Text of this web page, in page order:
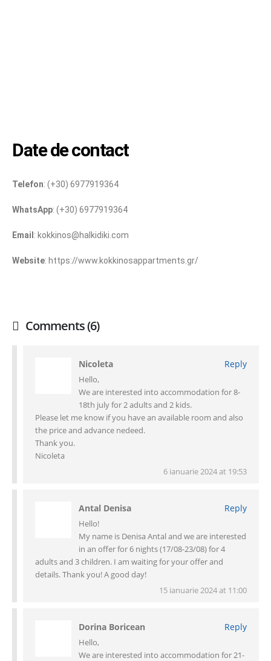
Date de contact
Telefon: (+30) 6977919364
WhatsApp: (+30) 6977919364
Email : kokkinos@halkidiki.com
Website: https://www.kokkinosappartments.gr/
Comments (6)
Nicoleta Reply
Hello,
We are interested into accommodation for 8-
18th july for 2 adults and 2 kids.
Please let me know if you have an available room and also
the price and advance nedeed.
Thank you.
Nicoleta
6 ianuarie 2024 at 19:53
Antal Denisa Reply
Hello!
My name is Denisa Antal and we are interested
in an offer for 6 nights (17/08-23/08) for 4
adults and 3 children. I am waiting for your offer and
details. Thank you! A good day!
15 ianuarie 2024 at 11:00
Dorina Boricean Reply
Hello,
We are interested into accommodation for 21-